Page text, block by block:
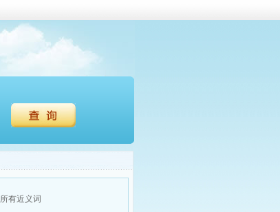
所有近义词